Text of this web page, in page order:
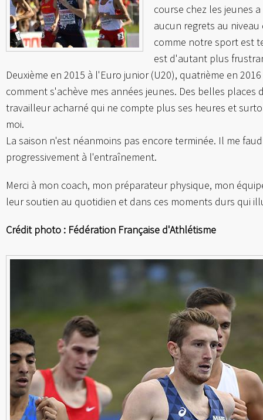
course chez les jeunes
aucun regrets au
comme notre sport est
est d'autant plus
Deuxième en 2015 à l'Euro junior (U20), quatrième en
comment s'achève mes années jeunes. Des belles
travailleur acharné qui ne compte plus ses heures et
moi.
La saison n'est néanmoins pas encore terminée. Il me
progressivement à l'entraînement.
Merci à mon coach, mon préparateur physique, mon
leur soutien au quotidien et dans ces moments durs qui
Crédit photo : Fédération Française d'Athlétisme